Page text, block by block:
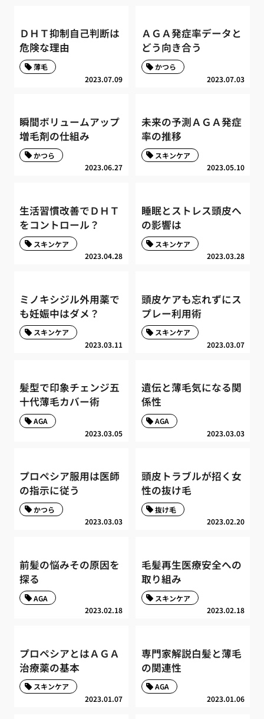
ＤＨＴ抑制自己判断は
危険な理由
2023.07.09
薄毛
ＡＧＡ発症率データと
どう向き合う
2023.07.03
かつら
瞬間ボリュームアップ
増毛剤の仕組み
2023.06.27
かつら
未来の予測ＡＧＡ発症
率の推移
2023.05.10
スキンケア
生活習慣改善でＤＨＴ
をコントロール？
2023.04.28
スキンケア
睡眠とストレス頭皮へ
の影響は
2023.03.28
スキンケア
ミノキシジル外用薬で
も妊娠中はダメ？
2023.03.11
スキンケア
頭皮ケアも忘れずにス
プレー利用術
2023.03.07
スキンケア
髪型で印象チェンジ五
十代薄毛カバー術
2023.03.05
AGA
遺伝と薄毛気になる関
係性
2023.03.03
AGA
プロペシア服用は医師
の指示に従う
2023.03.03
かつら
頭皮トラブルが招く女
性の抜け毛
2023.02.20
抜け毛
前髪の悩みその原因を
探る
2023.02.18
AGA
毛髪再生医療安全への
取り組み
2023.02.18
スキンケア
プロペシアとはＡＧＡ
治療薬の基本
2023.01.07
スキンケア
専門家解説白髪と薄毛
の関連性
2023.01.06
AGA